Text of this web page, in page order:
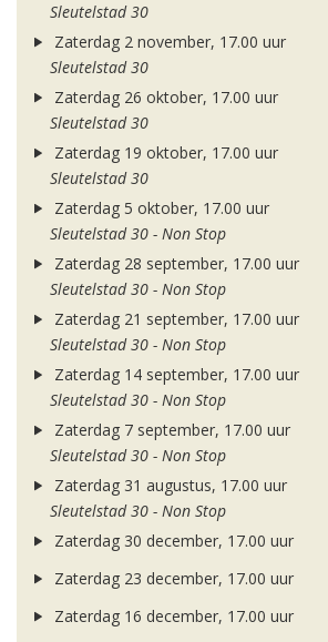
Sleutelstad 30
Zaterdag 2 november, 17.00 uur
Sleutelstad 30
Zaterdag 26 oktober, 17.00 uur
Sleutelstad 30
Zaterdag 19 oktober, 17.00 uur
Sleutelstad 30
Zaterdag 5 oktober, 17.00 uur
Sleutelstad 30 - Non Stop
Zaterdag 28 september, 17.00 uur
Sleutelstad 30 - Non Stop
Zaterdag 21 september, 17.00 uur
Sleutelstad 30 - Non Stop
Zaterdag 14 september, 17.00 uur
Sleutelstad 30 - Non Stop
Zaterdag 7 september, 17.00 uur
Sleutelstad 30 - Non Stop
Zaterdag 31 augustus, 17.00 uur
Sleutelstad 30 - Non Stop
Zaterdag 30 december, 17.00 uur
Zaterdag 23 december, 17.00 uur
Zaterdag 16 december, 17.00 uur